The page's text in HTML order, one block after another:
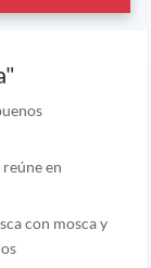
en
con mosca y